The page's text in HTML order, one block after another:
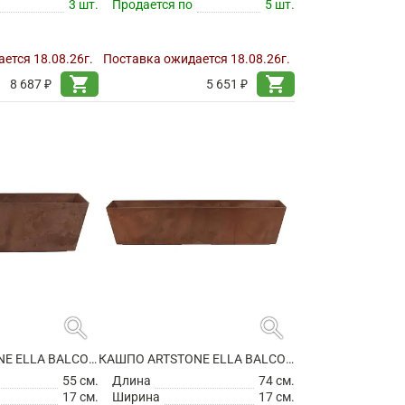
3 шт.
18.08.26г.
8 687 ₽
shopping_cart
Продается по
5 шт.
Поставка ожидается 18.08.26г.
5 651 ₽
shopping_cart
search
КАШПО ARTSTONE ELLA BALCONY OAK
55 см.
17 см.
search
КАШПО ARTSTONE ELLA BALCONY OAK
Длина
74 см.
Ширина
17 см.